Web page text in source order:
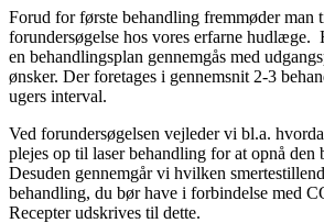
Forud for første behandling fremmøder man
forundersøgelse hos vores erfarne hudlæge.
en behandlingsplan gennemgås med
ønsker. Der foretages i gennemsnit 2-3
ugers interval.
Ved forundersøgelsen vejleder vi bl.a.
plejes op til laser behandling for at opnå den
Desuden gennemgår vi hvilken
behandling, du bør have i forbindelse med
Recepter udskrives til dette.